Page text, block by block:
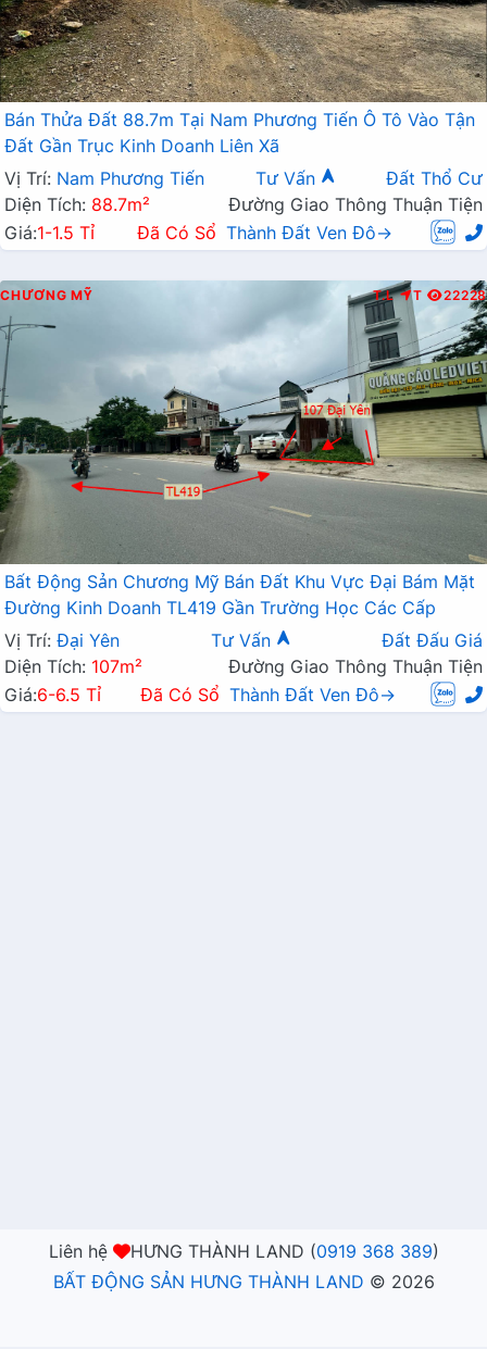
Bán Thửa Đất 88.7m Tại Nam Phương Tiến Ô Tô Vào Tận
Đất Gần Trục Kinh Doanh Liên Xã
Vị Trí: Nam Phương Tiến Tư Vấn
Đất Thổ Cư
Diện Tích: 88.7m²
Đường Giao Thông Thuận Tiện
Giá:1-1.5 Tỉ Đã Có Sổ Thành Đất Ven Đô→
CHƯƠNG MỸ T.L T 22228
Bất Động Sản Chương Mỹ Bán Đất Khu Vực Đại Bám Mặt
Đường Kinh Doanh TL419 Gần Trường Học Các Cấp
Vị Trí: Đại Yên Tư Vấn
Đất Đấu Giá
Diện Tích: 107m²
Đường Giao Thông Thuận Tiện
Giá:6-6.5 Tỉ Đã Có Sổ Thành Đất Ven Đô→
Liên hệ HƯNG THÀNH LAND (0919 368 389)
BẤT ĐỘNG SẢN HƯNG THÀNH LAND © 2026